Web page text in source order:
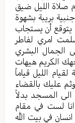
صلاة الليل ضيق
بريبة بشهوة
يتوقع أن يستجاب
امري لفاطر
الجمال البشري
الكريم هيهات
الليل قياماً
عليك بالقضاء
المسجد بدلاً
لست في مقام
في بيت الله